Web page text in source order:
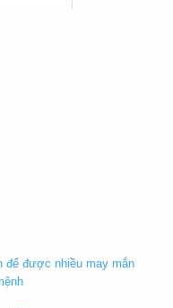
để được nhiều may mắn